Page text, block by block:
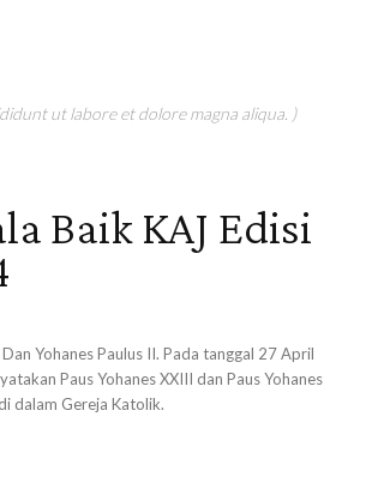
ut labore et dolore magna aliqua. )
Baik KAJ Edisi
Yohanes Paulus II. Pada tanggal 27 April
Paus Yohanes XXIII dan Paus Yohanes
dalam Gereja Katolik.